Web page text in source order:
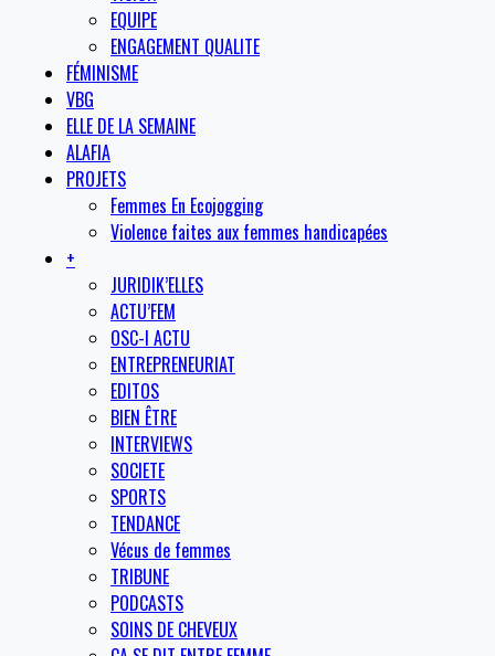
EQUIPE
ENGAGEMENT QUALITE
FÉMINISME
VBG
ELLE DE LA SEMAINE
ALAFIA
PROJETS
Femmes En Ecojogging
Violence faites aux femmes handicapées
+
JURIDIK’ELLES
ACTU’FEM
OSC-I ACTU
ENTREPRENEURIAT
EDITOS
BIEN ÊTRE
INTERVIEWS
SOCIETE
SPORTS
TENDANCE
Vécus de femmes
TRIBUNE
PODCASTS
SOINS DE CHEVEUX